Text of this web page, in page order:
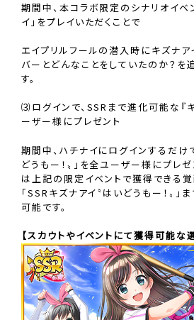
期間中、本コラボ限定のシナリオイベ
イ」をプレイいただくことで
エイプリルフールの潜入時にキズナア
バーとどんなことをしていたのか？を
す。
⑶ログインで、SSRまで進化可能な『
ーザー様にプレゼント
期間中、ハチナイにログインするだけ
どうもー！〟」を全ユーザー様にプレゼ
は上記の限定イベントで獲得できる
「SSRキズナアイ〝はいどうもー！〟」
可能です。
【スカウトやイベントにて獲得可能な